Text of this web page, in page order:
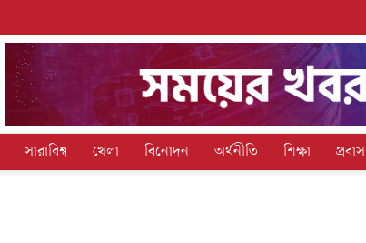
সারাবিশ্ব খেলা বিনোদন অর্থনীতি শিক্ষা প্রবাস